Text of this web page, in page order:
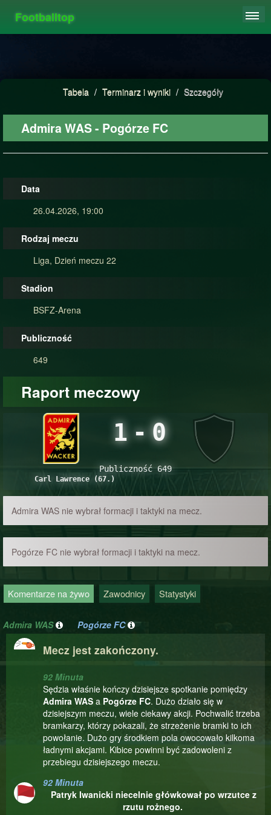
Footballtop
STATYSTYKI
Tabela / Terminarz i wyniki / Szczegóły
Admira WAS - Pogórze FC
Data
26.04.2026, 19:00
Rodzaj meczu
Liga, Dzień meczu 22
Stadion
BSFZ-Arena
Publiczność
649
Raport meczowy
1 -0
Publiczność 649
Carl Lawrence (67.)
Admira WAS nie wybrał formacji i taktyki na mecz.
Pogórze FC nie wybrał formacji i taktyki na mecz.
Komentarze na żywo Zawodnicy Statystyki
Admira WAS Pogórze FC
Mecz jest zakończony.
92 Minuta
Sędzia właśnie kończy dzisiejsze spotkanie pomiędzy
Admira WAS a Pogórze FC. Dużo działo się w
dzisiejszym meczu, wiele ciekawy akcji. Pochwalić trzeba
bramkarzy, którzy pokazali, że strzeżenie bramki to ich
powołanie. Dużo gry środkiem pola owocowało kilkoma
ładnymi akcjami. Kibice powinni być zadowoleni z
przebiegu dzisiejszego meczu.
92 Minuta
Patryk Iwanicki niecelnie główkował po wrzutce z
rzutu rożnego.